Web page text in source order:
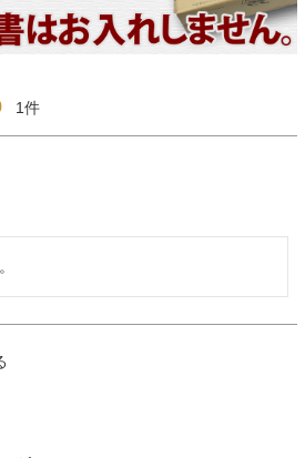
1
たようです。